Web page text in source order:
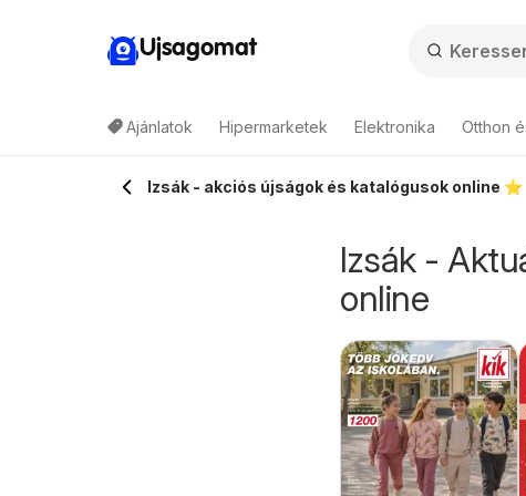
Ujsagomat
Ajánlatok Hipermarketek Elektronika Otthon
Izsák - akciós újságok és katalógusok online ⭐️
Izsák -
online